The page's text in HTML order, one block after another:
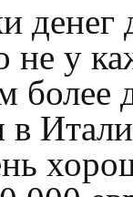
денег
не у